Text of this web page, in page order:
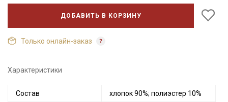
ДОБАВИТЬ В КОРЗИНУ
Только онлайн-заказ
Характеристики
Состав хлопок 90%; полиэстер 10%